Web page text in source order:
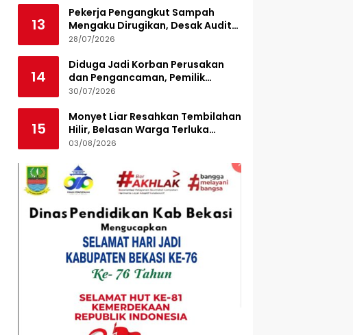
13
Pekerja Pengangkut Sampah
Mengaku Dirugikan, Desak Audit
Pengelolaan LPS di Pekanbaru
28/07/2026
14
Diduga Jadi Korban Perusakan
dan Pengancaman, Pemilik
Armada Sampah Siapkan
30/07/2026
15
Monyet Liar Resahkan Tembilahan
Hilir, Belasan Warga Terluka
Digigit
03/08/2026